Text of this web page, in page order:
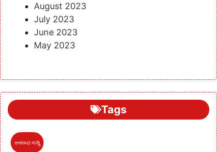
August 2023
July 2023
June 2023
May 2023
Tags
ಅಪರಾಧ ಸುದ್ದಿ